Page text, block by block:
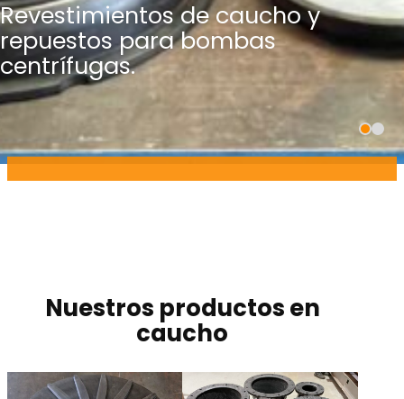
Revestimientos de caucho y
repuestos para bombas
centrífugas.
Nuestros productos en
caucho